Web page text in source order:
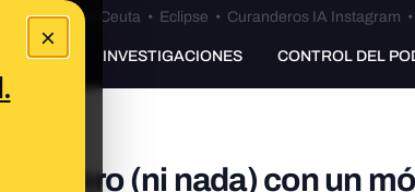
×
•Bulos Ceuta • Eclipse • Curanderos IA Instagram •
INVESTIGACIONES CONTROL DEL
acero (ni nada) con un